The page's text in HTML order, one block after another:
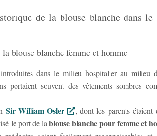
de la blouse blanche dans
blouse blanche femme et homme
dans le milieu hospitalier au milieu
portaient souvent des vêtements sombres
Sir William Osler
, dont les parents étaient
le port de lablouse blanche pour femme et